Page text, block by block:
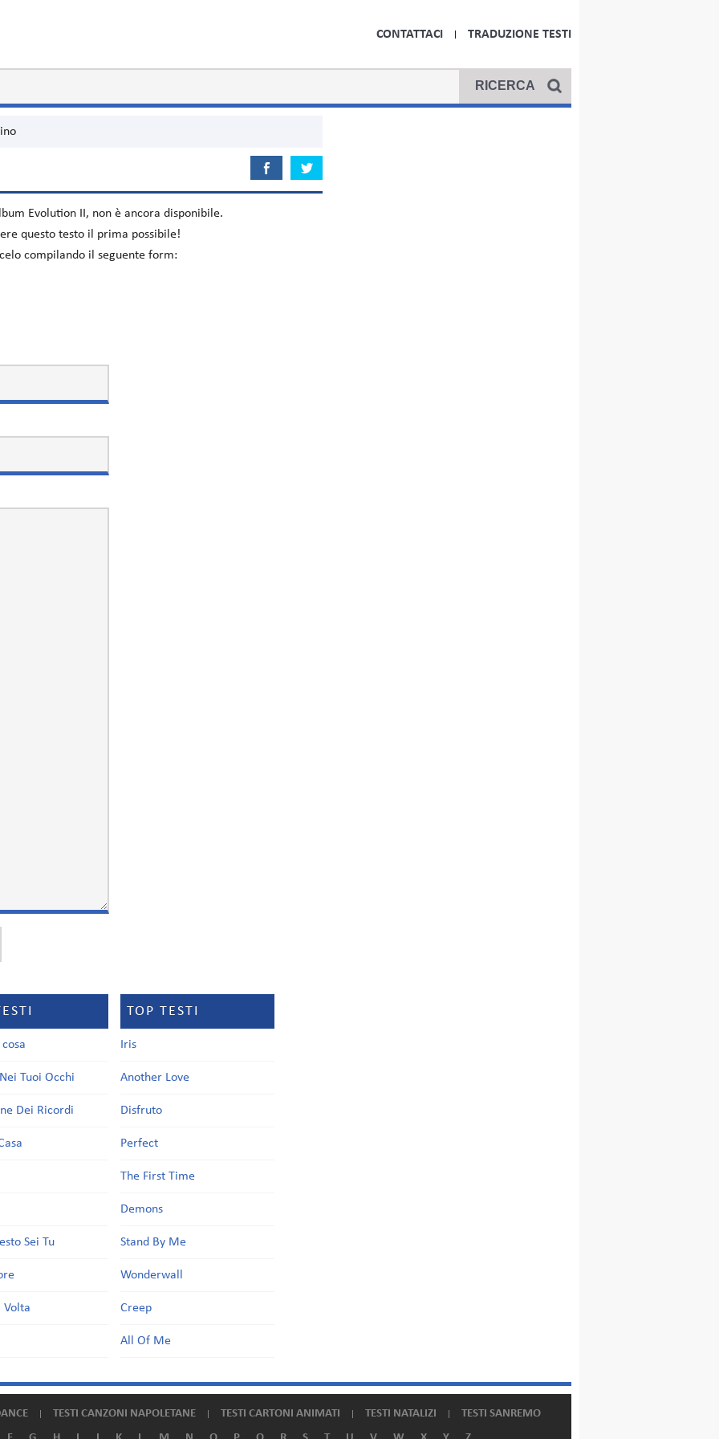
CONTATTACI TRADUZIONE TESTI
Evolution II , non è ancora disponibile.
questo testo il prima possibile!
compilando il seguente form:
Tuoi Occhi
Dei Ricordi
Sei Tu
Volta
TOP TESTI
Iris
Another Love
Disfruto
Perfect
The First Time
Demons
Stand By Me
Wonderwall
Creep
All Of Me
TESTI CANZONI NAPOLETANE TESTI CARTONI ANIMATI TESTI NATALIZI
TESTI SANREMO